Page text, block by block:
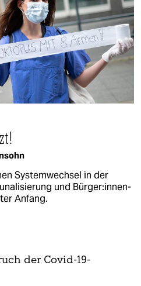
Systemwechsel in der
und Bür­ge­r:in­nen­
Anfang.
der Covid-19-